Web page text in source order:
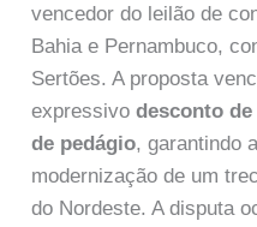
vencedor do leilão de
Bahia e Pernambuco,
Sertões. A proposta
expressivodesconto
de pedágio, garantindo
modernização de um
do Nordeste. A disputa